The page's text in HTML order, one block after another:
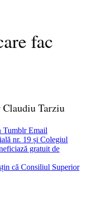
fac
Claudiu Tarziu
Tumblr Email
nr. 19 și Colegiul
gratuit de
că Consiliul Superior